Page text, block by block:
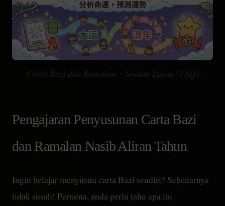
Carta Bazi dan Ramalan・Soalan Lazim (FAQ)
Pengajaran Penyusunan Carta Bazi
dan Ramalan Nasib Aliran Tahun
Ingin belajar menyusun carta Bazi sendiri? Sebenarnya
tidak susah! Pertama, anda perlu tahu apa itu